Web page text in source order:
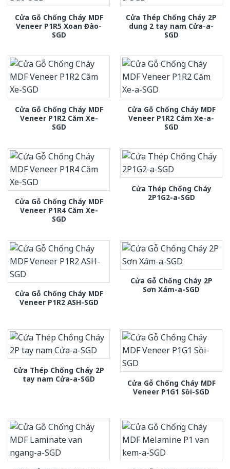
Cửa Gỗ Chống Cháy MDF
Veneer P1R5 Xoan Đào-
SGD
Cửa Thép Chống Cháy 2P
dung 2 tay nam Cửa-a-
SGD
Cửa Gỗ Chống Cháy MDF
Veneer P1R2 Căm Xe-
SGD
Cửa Gỗ Chống Cháy MDF
Veneer P1R2 Căm Xe-a-
SGD
Cửa Gỗ Chống Cháy MDF
Veneer P1R4 Căm Xe-
SGD
Cửa Thép Chống Cháy
2P1G2-a-SGD
Cửa Gỗ Chống Cháy MDF
Veneer P1R2 ASH-SGD
Cửa Gỗ Chống Cháy 2P
Sơn Xám-a-SGD
Cửa Thép Chống Cháy 2P
tay nam Cửa-a-SGD
Cửa Gỗ Chống Cháy MDF
Veneer P1G1 Sồi-SGD